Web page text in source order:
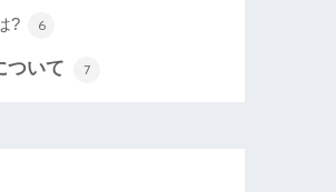
? 6
ついて 7